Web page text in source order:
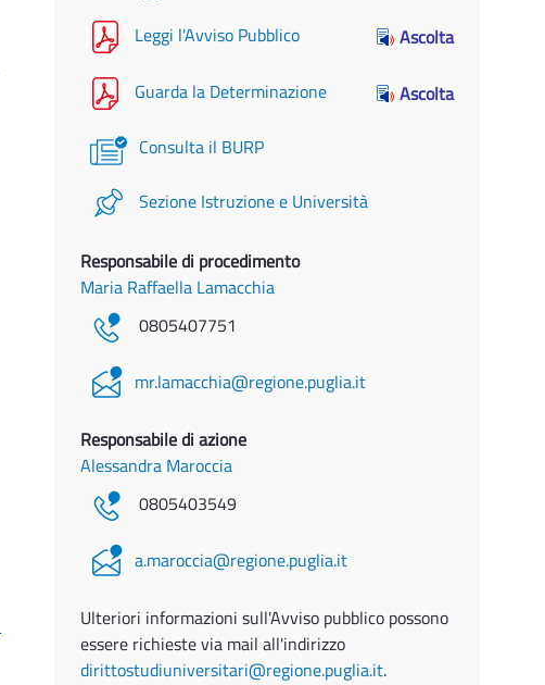
Leggi l'Avviso Pubblico Ascolta
Guarda la Determinazione Ascolta
Consulta il BURP
Sezione Istruzione e Università
Responsabile di procedimento
Maria Raffaella Lamacchia
0805407751
mr.lamacchia@regione.puglia.it
Responsabile di azione
Alessandra Maroccia
0805403549
a.maroccia@regione.puglia.it
Ulteriori informazioni sull'Avviso pubblico possono
essere richieste via mail all'indirizzo
dirittostudiuniversitari@regione.puglia.it.